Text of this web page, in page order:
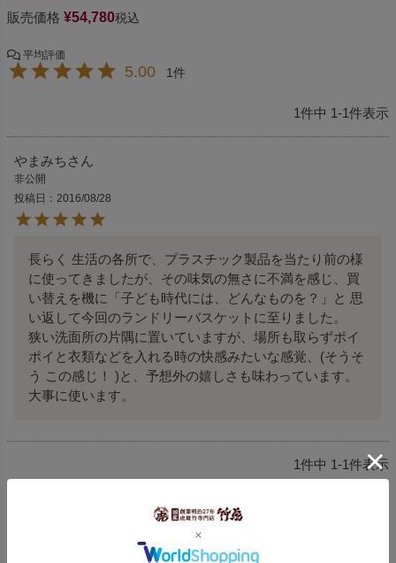
販売価格 ¥54,780税込
5.00 1
1件中 1-1件表示
やまみち
非公開
投稿日
2016/08/28
長らく 生活の各所で、プラスチック製品を当たり前の様
に使ってきましたが、その味気の無さに不満を感じ、買
い替えを機に「子ども時代には、どんなものを？」と 思
い返して今回のランドリーバスケットに至りました。
狭い洗面所の片隅に置いていますが、場所も取らずポイ
ポイと衣類などを入れる時の快感みたいな感覚、(そうそ
う この感じ！ )と、予想外の嬉しさも味わっています。
大事に使います。
1件中 1-1件表示